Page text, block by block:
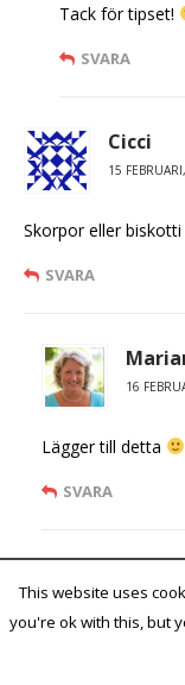
Tack för tipset!
SVARA
Cicci
15
Skorpor eller
SVARA
16
Lägger till detta
SVARA
16
Har länge funderat
This website uses
you're ok with this, but